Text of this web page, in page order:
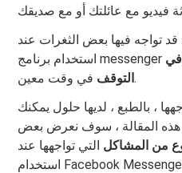
تواجه فيها بعض الثغرات عند
التوقففي وقت معين.
، بالطبع ، لديها حلول يمكنك
هذه المقالة ، سوف نعرض بعض
من المشاكل التي تواجهها عند
استخدام Facebook Messenger سواء كنت تحاول الوصول